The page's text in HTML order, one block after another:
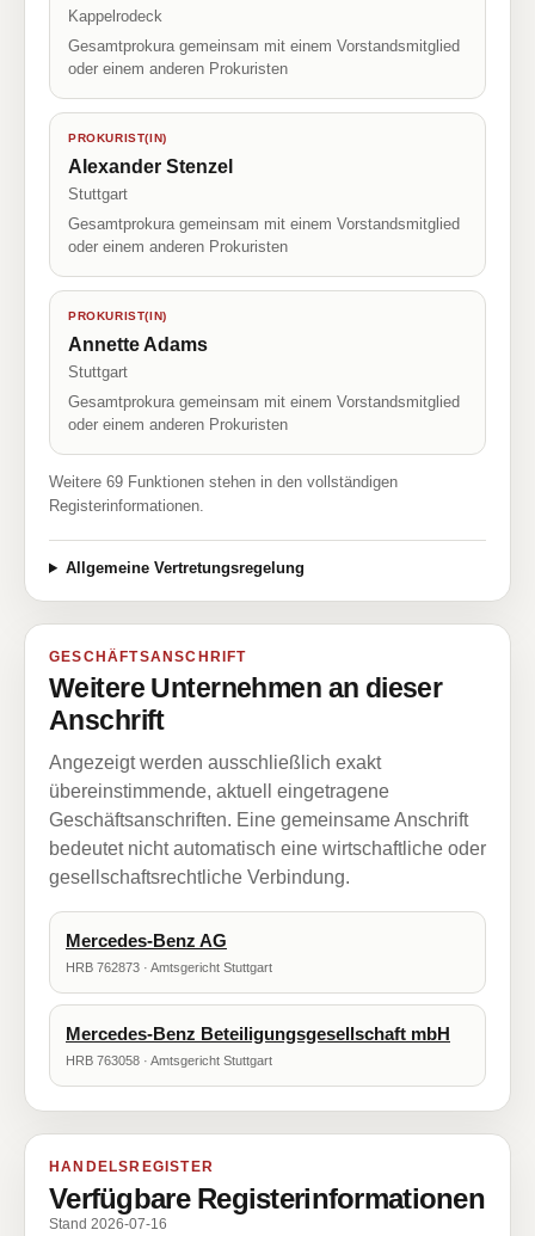
Kappelrodeck
Gesamtprokura gemeinsam mit einem Vorstandsmitglied
oder einem anderen Prokuristen
PROKURIST(IN)
Alexander Stenzel
Stuttgart
Gesamtprokura gemeinsam mit einem Vorstandsmitglied
oder einem anderen Prokuristen
PROKURIST(IN)
Annette Adams
Stuttgart
Gesamtprokura gemeinsam mit einem Vorstandsmitglied
oder einem anderen Prokuristen
Weitere 69 Funktionen stehen in den vollständigen
Registerinformationen.
Allgemeine Vertretungsregelung
GESCHÄFTSANSCHRIFT
Weitere Unternehmen an dieser
Anschrift
Angezeigt werden ausschließlich exakt
übereinstimmende, aktuell eingetragene
Geschäftsanschriften. Eine gemeinsame Anschrift
bedeutet nicht automatisch eine wirtschaftliche oder
gesellschaftsrechtliche Verbindung.
Mercedes-Benz AG
HRB 762873 · Amtsgericht Stuttgart
Mercedes-Benz Beteiligungsgesellschaft mbH
HRB 763058 · Amtsgericht Stuttgart
HANDELSREGISTER
Verfügbare Registerinformationen
Stand 2026-07-16